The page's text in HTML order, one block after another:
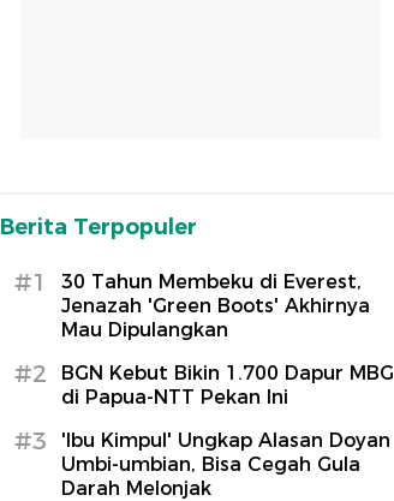
Berita Terpopuler
#1
30 Tahun Membeku di Everest,
Jenazah 'Green Boots' Akhirnya
Mau Dipulangkan
#2
BGN Kebut Bikin 1.700 Dapur MBG
di Papua-NTT Pekan Ini
#3
'Ibu Kimpul' Ungkap Alasan Doyan
Umbi-umbian, Bisa Cegah Gula
Darah Melonjak